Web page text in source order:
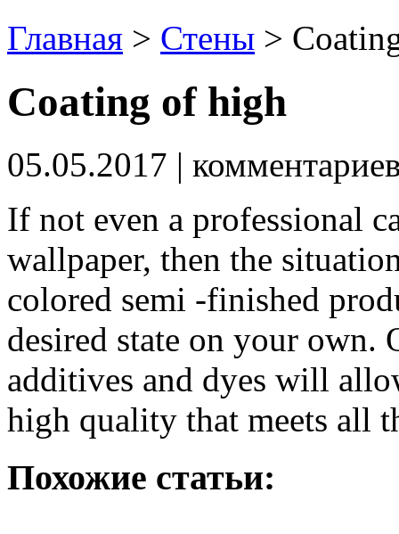
Главная > Стены >
Coating of high
05.05.2017 |
If not even a professional
wallpaper, then the
colored semi -finished
desired state on your own.
additives and dyes will
high quality that meets all
Похожие статьи: